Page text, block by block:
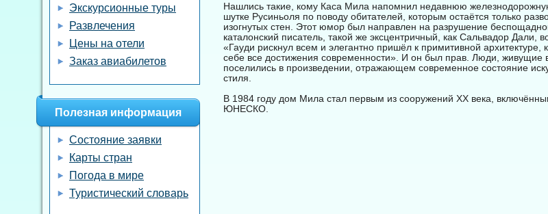
Нашлись такие, кому Каса Мила напомнил недавнюю
шутке Русиньоля по поводу обитателей, которым остаётся только
изогнутых стен. Этот юмор был направлен на разрушение
каталонский писатель, такой же эксцентричный, как Сальвадор Дали,
«Гауди рискнул всем и элегантно пришёл к примитивной
себе все достижения современности». И он был прав. Люди, живущие
поселились в произведении, отражающем современное состояние
стиля.
В 1984 году дом Мила стал первым из сооружений XX века,
ЮНЕСКО.
Экскурсионные туры
Развлечения
Цены на отели
Заказ авиабилетов
Полезная информация
Состояние заявки
Карты стран
Погода в мире
Туристический словарь